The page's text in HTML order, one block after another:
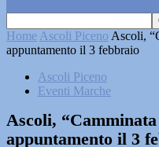
Home Ascoli Piceno Ascoli,
appuntamento il 3 febbraio
Ascoli Piceno
Eventi Marche
Ascoli,
appuntamento il 3